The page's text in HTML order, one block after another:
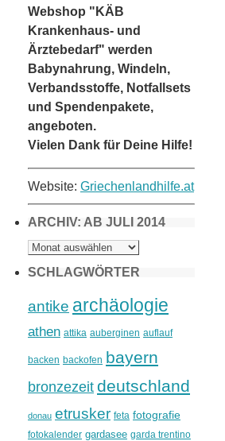
Webshop "KÄB
Krankenhaus- und
Ärztebedarf" werden
Babynahrung, Windeln,
Verbandsstoffe, Notfallsets
und Spendenpakete,
angeboten.
Vielen Dank für Deine Hilfe!
Website: Griechenlandhilfe.at
ARCHIV: AB JULI 2014
ARCHIV:
AB
2014
SCHLAGWÖRTER
antike archäologie
athen attika auberginen auflauf
backen backofen bayern
bronzezeit deutschland
donau etrusker feta fotografie
fotokalender gardasee garda trentino